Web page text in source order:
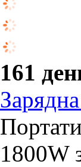
161
1800W